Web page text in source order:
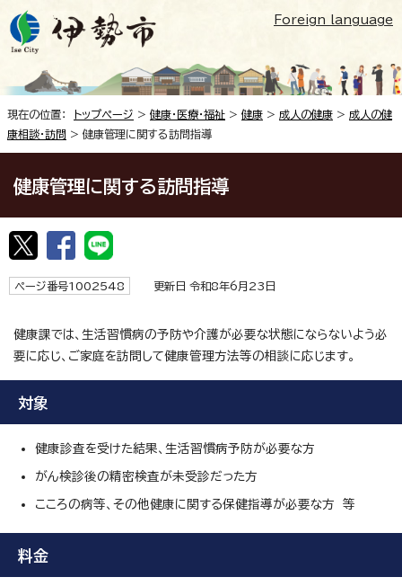
Foreign language
現在の位置： トップページ > 健康・医療・福祉 > 健康 > 成人の健康 > 成人の健
康相談・訪問 > 健康管理に関する訪問指導
健康管理に関する訪問指導
ページ番号1002548 更新日 令和8年6月23日
健康課では、生活習慣病の予防や介護が必要な状態にならないよう必
要に応じ、ご家庭を訪問して健康管理方法等の相談に応じます。
対象
健康診査を受けた結果、生活習慣病予防が必要な方
がん検診後の精密検査が未受診だった方
こころの病等、その他健康に関する保健指導が必要な方 等
料金